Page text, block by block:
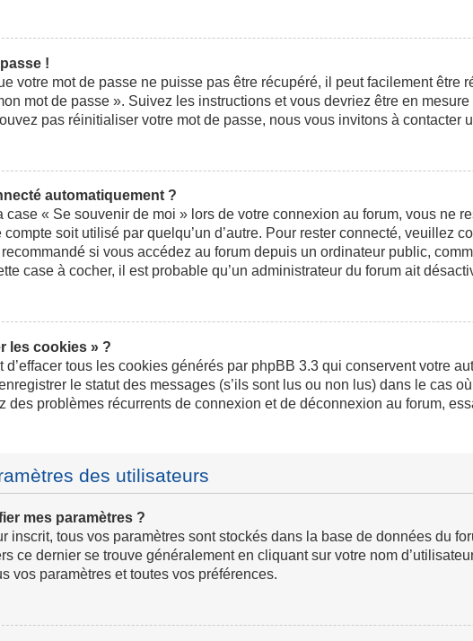
!
votre mot de passe ne puisse pas être récupéré, il peut facilement
mot de passe ». Suivez les instructions et vous devriez être en
pas réinitialiser votre mot de passe, nous vous invitons à contacter
automatiquement ?
case « Se souvenir de moi » lors de votre connexion au forum, vous ne
compte soit utilisé par quelqu’un d’autre. Pour rester connecté, veuillez
recommandé si vous accédez au forum depuis un ordinateur public,
case à cocher, il est probable qu’un administrateur du forum ait
les cookies » ?
d’effacer tous les cookies générés par phpBB 3.3 qui conservent votre
le statut des messages (s’ils sont lus ou non lus) dans le cas
des problèmes récurrents de connexion et de déconnexion au forum,
des utilisateurs
mes paramètres ?
inscrit, tous vos paramètres sont stockés dans la base de données du
ce dernier se trouve généralement en cliquant sur votre nom
vos paramètres et toutes vos préférences.